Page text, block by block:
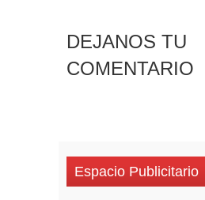
DEJANOS TU
COMENTARIO
Espacio Publicitario